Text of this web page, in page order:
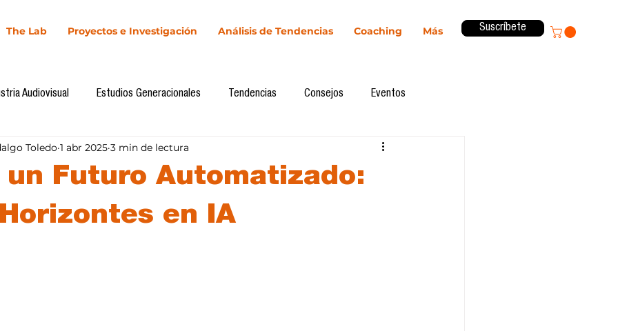
The Lab Proyectos e Investigación Análisis de Tendencias Coaching Más Suscríbete
Audiovisual Estudios Generacionales Tendencias Consejos Eventos
Cultura Digital Comunicación y Sociedad Innovación
Investigación CICA/Sintaxis
un Futuro Automatizado:
en IA
Toledo 1 abr 2025 3 min de lectura